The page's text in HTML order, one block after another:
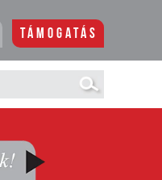
Támogatás